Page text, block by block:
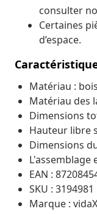
consulter
Certaines
d’espace.
Matériau :
Matériau des
Dimensions
Hauteur libre
Dimensions
L'assemblage
EAN :
SKU : 3194981
Marque :